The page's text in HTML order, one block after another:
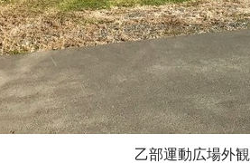
乙部運動広場外観